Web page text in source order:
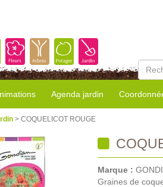
Agenda jardin
> COQUELICOT ROUGE
Marque :
Graines de